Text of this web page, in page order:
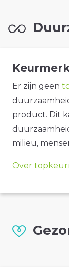
Er zijn geen
product. Dit
milieu,
Over